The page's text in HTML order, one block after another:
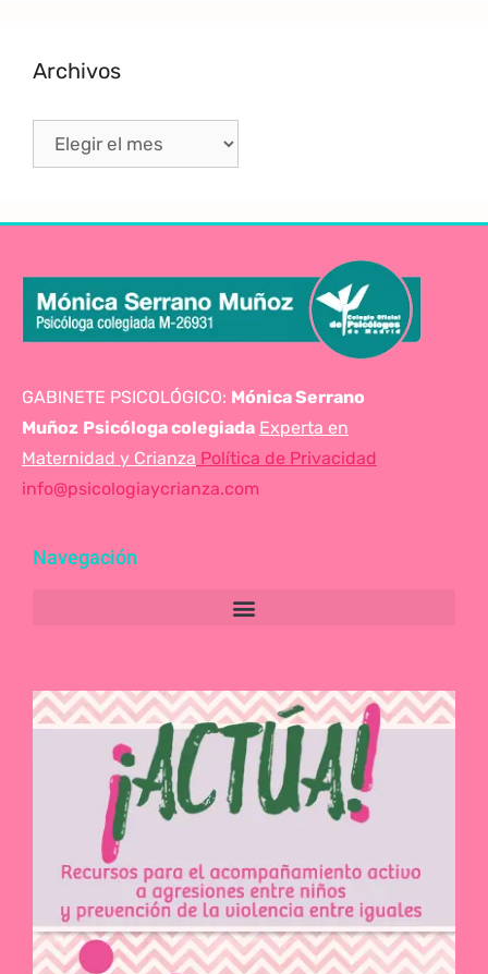
Archivos
GABINETE PSICOLÓGICO: Mónica Serrano
Muñoz Psicóloga colegiada Experta en
Maternidad y Crianza Política de Privacidad
info@psicologiaycrianza.com
Navegación